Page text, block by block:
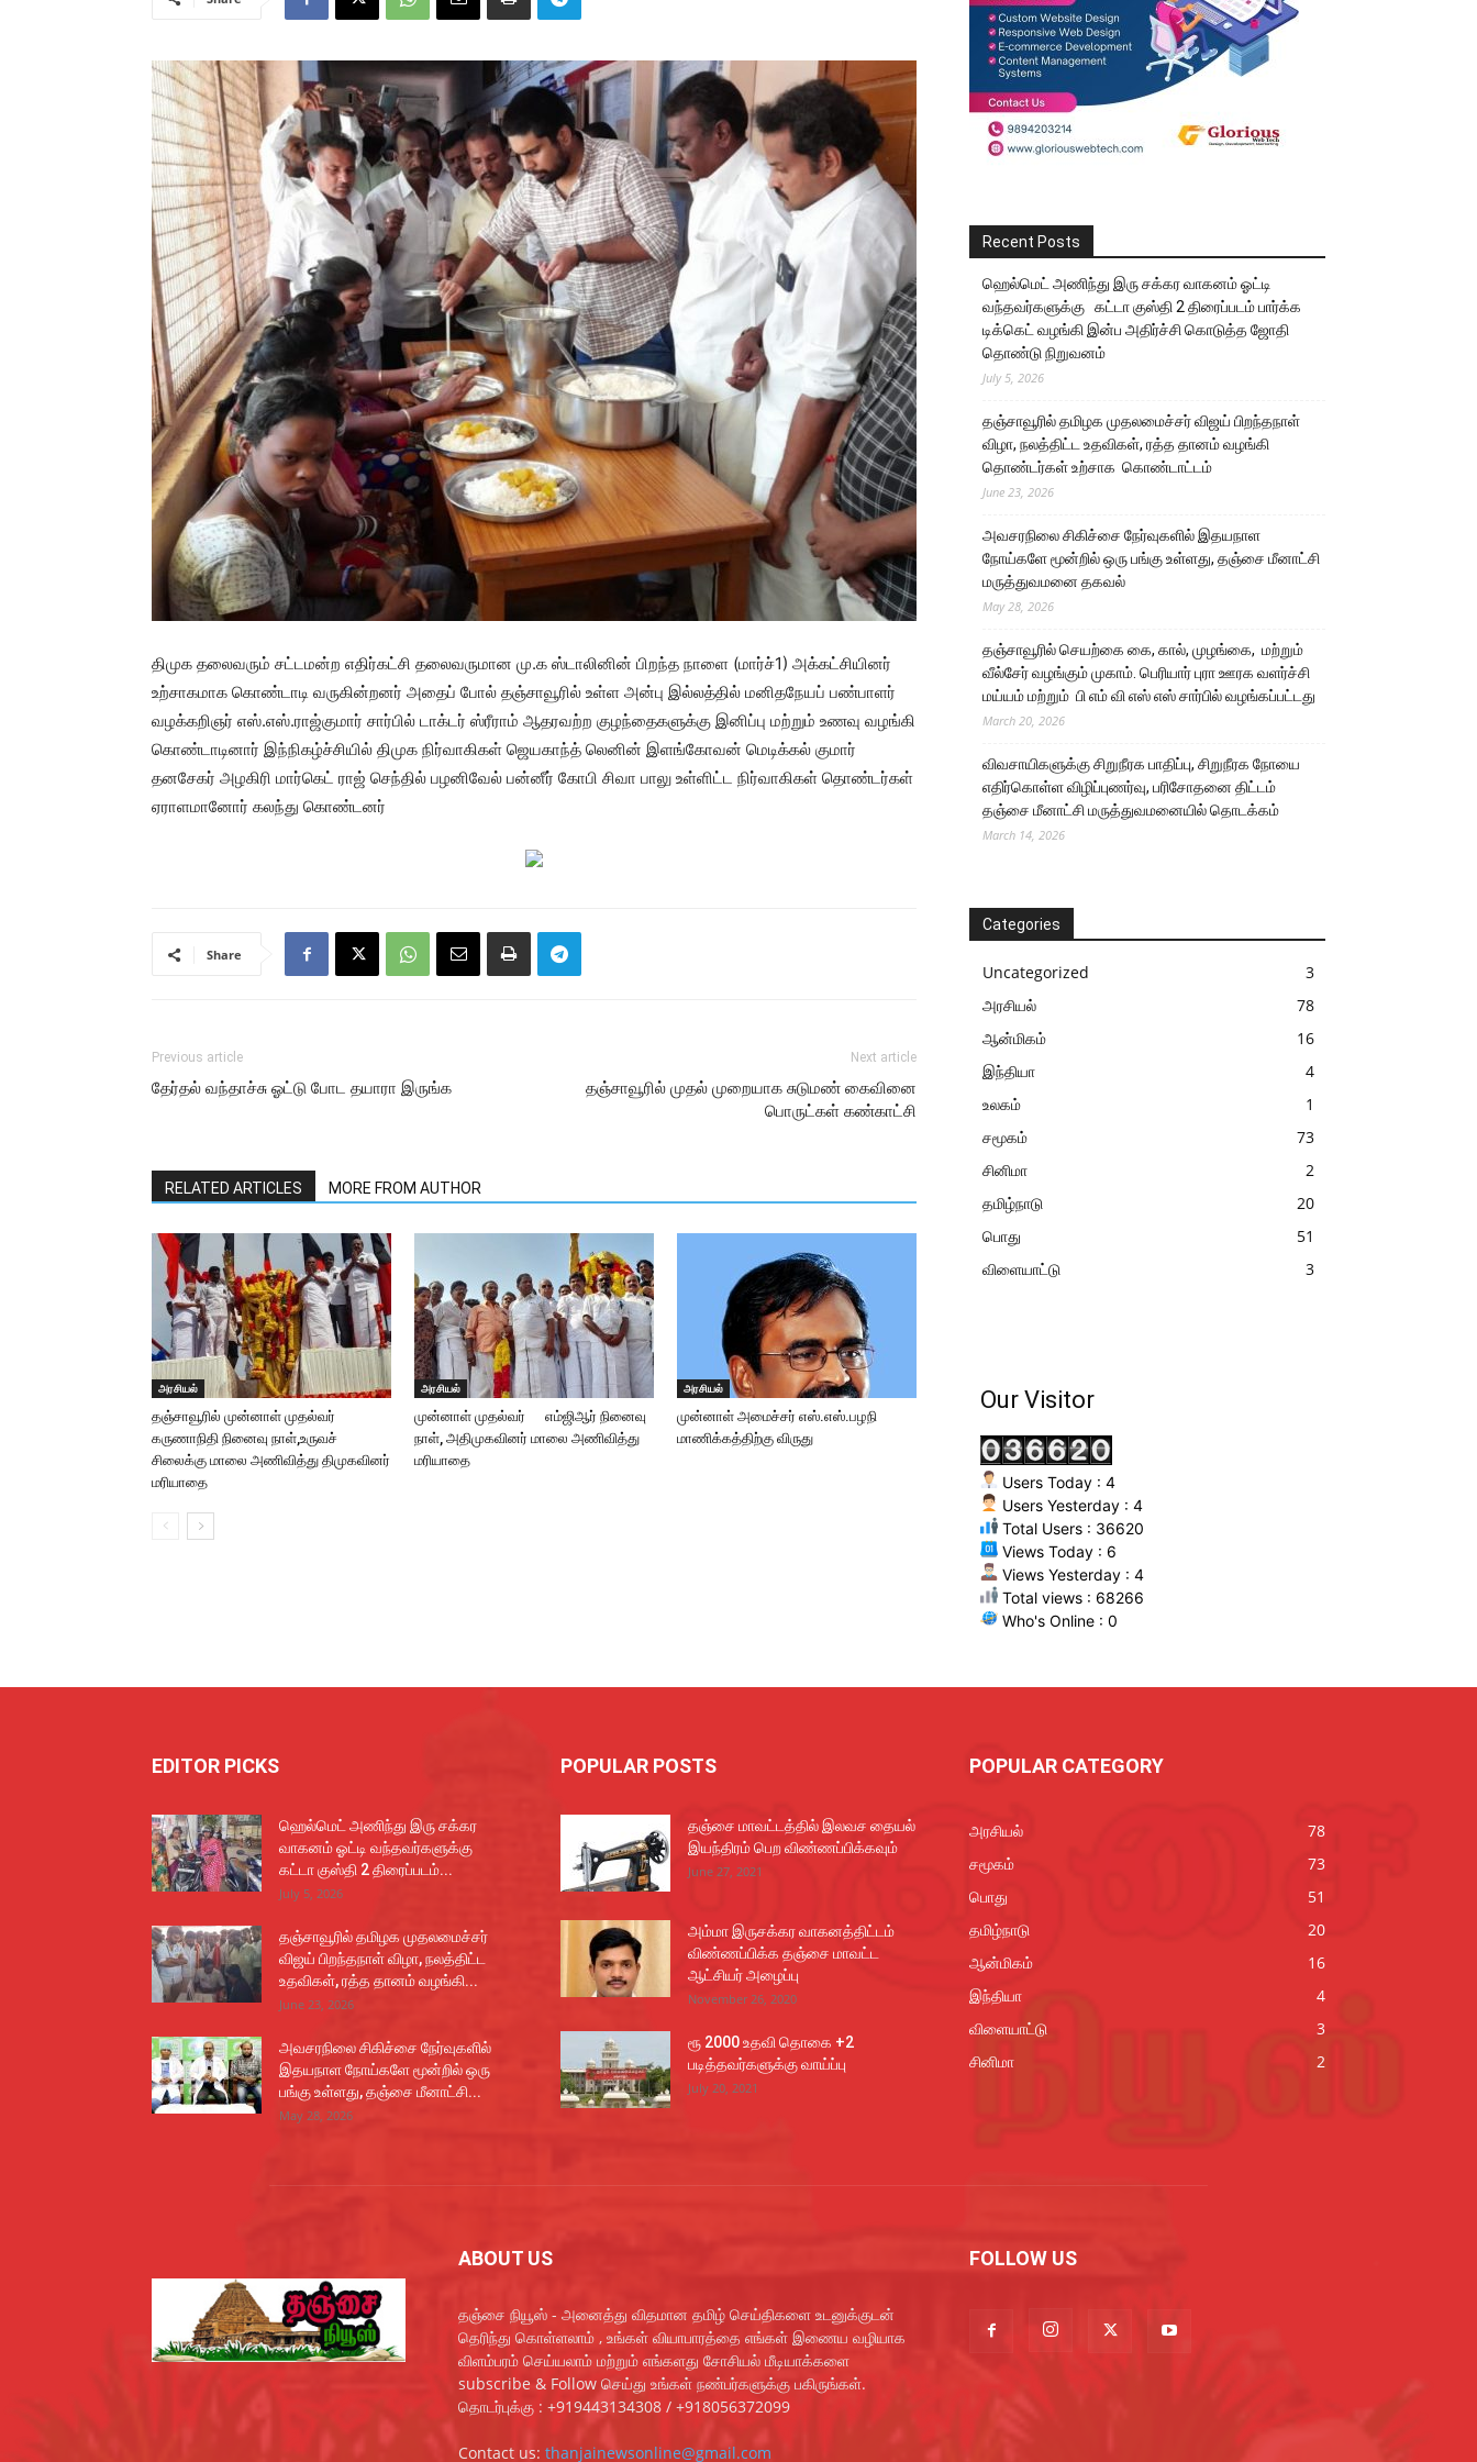
திமுக தலைவரும் சட்டமன்ற எதிர்கட்சி தலைவருமான மு.க ஸ்டாலினின் பிறந்த நாளை (மார்ச்1) அக்கட்சியினர்
உற்சாகமாக கொண்டாடி வருகின்றனர் அதைப் போல் தஞ்சாவூரில் உள்ள அன்பு இல்லத்தில் மனிதநேயப் பண்பாளர்
வழக்கறிஞர் எஸ்.எஸ்.ராஜ்குமார் சார்பில் டாக்டர் ஸ்ரீராம் ஆதரவற்ற குழந்தைகளுக்கு இனிப்பு மற்றும் உணவு வழங்கி
கொண்டாடினார் இந்நிகழ்ச்சியில் திமுக நிர்வாகிகள் ஜெயகாந்த் லெனின் இளங்கோவன் மெடிக்கல் குமார்
தனசேகர் அழகிரி மார்கெட் ராஜ் செந்தில் பழனிவேல் பன்னீர் கோபி சிவா பாலு உள்ளிட்ட நிர்வாகிகள் தொண்டர்கள்
ஏராளமானோர் கலந்து கொண்டனர்
Share
Previous article
தேர்தல் வந்தாச்சு ஓட்டு போட தயாரா இருங்க
Next article
தஞ்சாவூரில் முதல் முறையாக சுடுமண் கைவினை
பொருட்கள் கண்காட்சி
RELATED ARTICLES MORE FROM AUTHOR
அரசியல்
தஞ்சாவூரில் முன்னாள் முதல்வர்
கருணாநிதி நினைவு நாள்,உருவச்
சிலைக்கு மாலை அணிவித்து திமுகவினர்
மரியாதை
அரசியல்
முன்னாள் முதல்வர் எம்ஜிஆர் நினைவு
நாள், அதிமுகவினர் மாலை அணிவித்து
மரியாதை
அரசியல்
முன்னாள் அமைச்சர் எஸ்.எஸ்.பழநி
மாணிக்கத்திற்கு விருது
Recent Posts
ஹெல்மெட் அணிந்து இரு சக்கர வாகனம் ஓட்டி
வந்தவர்களுக்கு கட்டா குஸ்தி 2 திரைப்படம் பார்க்க
டிக்கெட் வழங்கி இன்ப அதிர்ச்சி கொடுத்த ஜோதி
தொண்டு நிறுவனம்
July 5, 2026
தஞ்சாவூரில் தமிழக முதலமைச்சர் விஜய் பிறந்தநாள்
விழா, நலத்திட்ட உதவிகள், ரத்த தானம் வழங்கி
தொண்டர்கள் உற்சாக கொண்டாட்டம்
June 23, 2026
அவசரநிலை சிகிச்சை நேர்வுகளில் இதயநாள
நோய்களே மூன்றில் ஒரு பங்கு உள்ளது, தஞ்சை மீனாட்சி
மருத்துவமனை தகவல்
May 28, 2026
தஞ்சாவூரில் செயற்கை கை, கால், முழங்கை, மற்றும்
வீல்சேர் வழங்கும் முகாம். பெரியார் புரா ஊரக வளர்ச்சி
மய்யம் மற்றும் பி எம் வி எஸ் எஸ் சார்பில் வழங்கப்பட்டது
March 20, 2026
விவசாயிகளுக்கு சிறுநீரக பாதிப்பு, சிறுநீரக நோயை
எதிர்கொள்ள விழிப்புணர்வு, பரிசோதனை திட்டம்
தஞ்சை மீனாட்சி மருத்துவமனையில் தொடக்கம்
March 14, 2026
Categories
Uncategorized
3
அரசியல்
78
ஆன்மிகம்
16
இந்தியா
4
உலகம்
1
சமூகம்
73
சினிமா
2
தமிழ்நாடு
20
பொது
51
விளையாட்டு
3
Our Visitor
Users Today : 4
Users Yesterday : 4
Total Users : 36620
Views Today : 6
Views Yesterday : 4
Total views : 68266
Who's Online : 0
EDITOR PICKS
ஹெல்மெட் அணிந்து இரு சக்கர
வாகனம் ஓட்டி வந்தவர்களுக்கு
கட்டா குஸ்தி 2 திரைப்படம்...
July 5, 2026
தஞ்சாவூரில் தமிழக முதலமைச்சர்
விஜய் பிறந்தநாள் விழா, நலத்திட்ட
உதவிகள், ரத்த தானம் வழங்கி...
June 23, 2026
அவசரநிலை சிகிச்சை நேர்வுகளில்
இதயநாள நோய்களே மூன்றில் ஒரு
பங்கு உள்ளது, தஞ்சை மீனாட்சி...
May 28, 2026
POPULAR POSTS
தஞ்சை மாவட்டத்தில் இலவச தையல்
இயந்திரம் பெற விண்ணப்பிக்கவும்
June 27, 2021
அம்மா இருசக்கர வாகனத்திட்டம்
விண்ணப்பிக்க தஞ்சை மாவட்ட
ஆட்சியர் அழைப்பு
November 26, 2020
ரூ 2000 உதவி தொகை +2
படித்தவர்களுக்கு வாய்ப்பு
July 20, 2021
POPULAR CATEGORY
அரசியல்
78
சமூகம்
73
பொது
51
தமிழ்நாடு
20
ஆன்மிகம்
16
இந்தியா
4
விளையாட்டு
3
சினிமா
2
ABOUT US
தஞ்சை நியூஸ் - அனைத்து விதமான தமிழ் செய்திகளை உடனுக்குடன்
தெரிந்து கொள்ளலாம் , உங்கள் வியாபாரத்தை எங்கள் இணைய வழியாக
விளம்பரம் செய்யலாம் மற்றும் எங்களது சோசியல் மீடியாக்களை
subscribe & Follow செய்து உங்கள் நண்பர்களுக்கு பகிருங்கள்.
தொடர்புக்கு : +919443134308 / +918056372099
Contact us: thanjainewsonline@gmail.com
FOLLOW US